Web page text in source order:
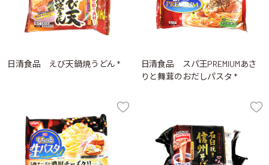
日清食品 えび天鍋焼うどん *
日清食品 スパ王PREMIUMあさ
りと舞茸のおだしパスタ *